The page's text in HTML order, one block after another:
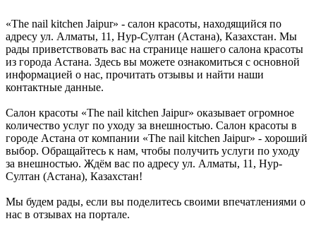
«The nail kitchen Jaipur» - салон красоты, находящийся по
адресу ул. Алматы, 11, Нур-Султан (Астана), Казахстан. Мы
рады приветствовать вас на странице нашего салона красоты
из города Астана. Здесь вы можете ознакомиться с основной
информацией о нас, прочитать отзывы и найти наши
контактные данные.
Салон красоты «The nail kitchen Jaipur» оказывает огромное
количество услуг по уходу за внешностью. Салон красоты в
городе Астана от компании «The nail kitchen Jaipur» - хороший
выбор. Обращайтесь к нам, чтобы получить услуги по уходу
за внешностью. Ждём вас по адресу ул. Алматы, 11, Нур-
Султан (Астана), Казахстан!
Мы будем рады, если вы поделитесь своими впечатлениями о
нас в отзывах на портале.